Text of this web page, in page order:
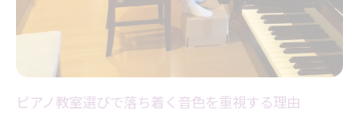
ピアノ教室選びで落ち着く音色を重視する理由